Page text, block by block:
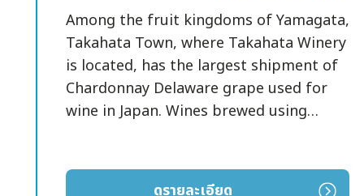
Among the fruit kingdoms of Yamagata,
Takahata Town, where Takahata Winery
is located, has the largest shipment of
Chardonnay Delaware grape used for
wine in Japan. Wines brewed using
and local fruits (cherries, La France,
ดูรายละเอียด